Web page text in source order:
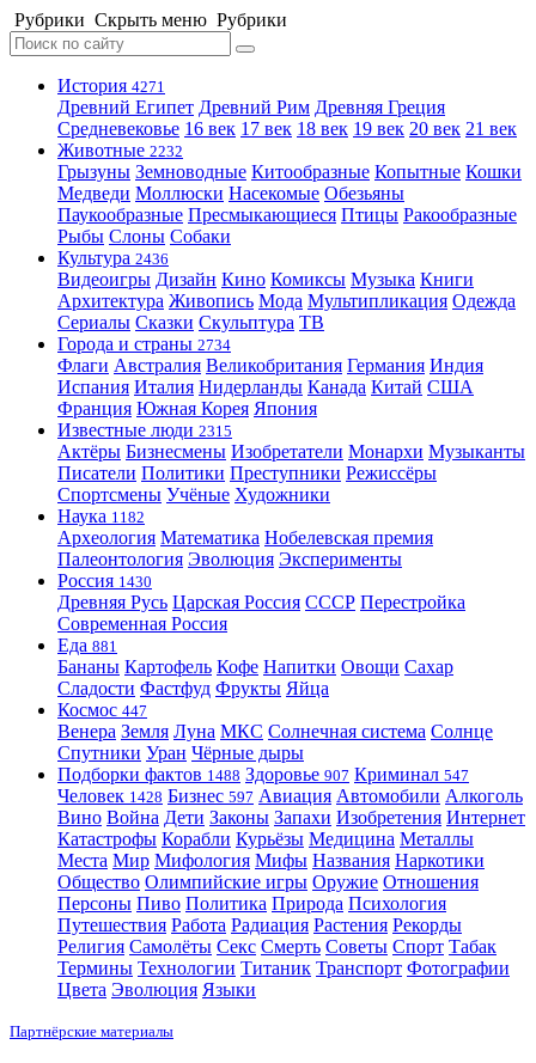
Рубрики Скрыть меню Рубрики
История 4271
Древний Египет Древний Рим Древняя Греция
Средневековье 16 век 17 век 18 век 19 век 20 век 21 век
Животные 2232
Грызуны Земноводные Китообразные Копытные Кошки
Медведи Моллюски Насекомые Обезьяны
Паукообразные Пресмыкающиеся Птицы Ракообразные
Рыбы Слоны Собаки
Культура 2436
Видеоигры Дизайн Кино Комиксы Музыка Книги
Архитектура Живопись Мода Мультипликация Одежда
Сериалы Сказки Скульптура ТВ
Города и страны 2734
Флаги Австралия Великобритания Германия Индия
Испания Италия Нидерланды Канада Китай США
Франция Южная Корея Япония
Известные люди 2315
Актёры Бизнесмены Изобретатели Монархи Музыканты
Писатели Политики Преступники Режиссёры
Спортсмены Учёные Художники
Наука 1182
Археология Математика Нобелевская премия
Палеонтология Эволюция Эксперименты
Россия 1430
Древняя Русь Царская Россия СССР Перестройка
Современная Россия
Еда 881
Бананы Картофель Кофе Напитки Овощи Сахар
Сладости Фастфуд Фрукты Яйца
Космос 447
Венера Земля Луна МКС Солнечная система Солнце
Спутники Уран Чёрные дыры
Подборки фактов 1488 Здоровье 907 Криминал 547
Человек 1428 Бизнес 597 Авиация Автомобили Алкоголь
Вино Война Дети Законы Запахи Изобретения Интернет
Катастрофы Корабли Курьёзы Медицина Металлы
Места Мир Мифология Мифы Названия Наркотики
Общество Олимпийские игры Оружие Отношения
Персоны Пиво Политика Природа Психология
Путешествия Работа Радиация Растения Рекорды
Религия Самолёты Секс Смерть Советы Спорт Табак
Термины Технологии Титаник Транспорт Фотографии
Цвета Эволюция Языки
Партнёрские материалы